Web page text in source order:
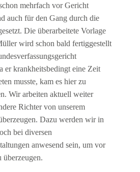
mehrfach vor Gericht
auch für den Gang durch die
Die überarbeitete Vorlage
wird schon bald fertiggestellt
er krankheitsbedingt eine Zeit
musste, kam es hier zu
Wir arbeiten aktuell weiter
Richter von unserem
Dazu werden wir in
bei diversen
anwesend sein, um vor